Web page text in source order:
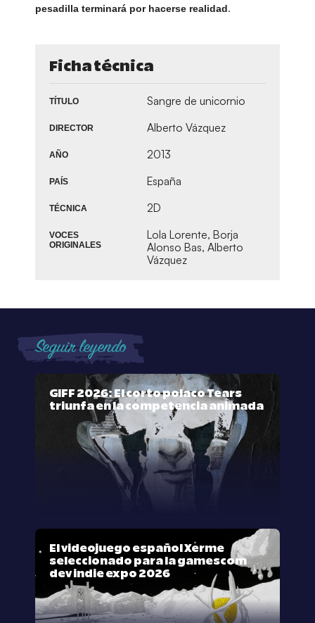
pesadilla terminará por hacerse realidad.
Ficha técnica
TÍTULO Sangre de unicornio
DIRECTOR Alberto Vázquez
AÑO 2013
PAÍS España
TÉCNICA 2D
VOCES
ORIGINALES
Lola Lorente, Borja
Alonso Bas, Alberto
Vázquez
Seguir leyendo
GIFF 2026: El corto polaco Tears
triunfa en la competencia animada
El videojuego español Xerme
seleccionado para la gamescom
dev indie expo 2026